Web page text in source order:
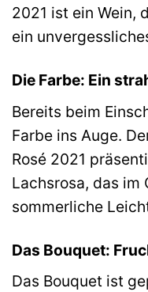
2021 ist ein Wein,
ein
Die Farbe: Ein
Bereits beim
Farbe ins Auge.
Rosé 2021
Lachsrosa, das im
sommerliche
Das Bouquet:
Das Bouquet ist